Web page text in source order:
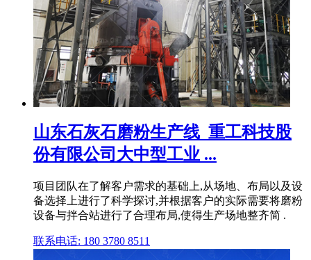
山东石灰石磨粉生产线_重工科技股
份有限公司大中型工业 ...
项目团队在了解客户需求的基础上,从场地、布局以及设
备选择上进行了科学探讨,并根据客户的实际需要将磨粉
设备与拌合站进行了合理布局,使得生产场地整齐简 .
联系电话: 180 3780 8511